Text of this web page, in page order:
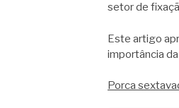
setor de
Este artigo
importância
Porca